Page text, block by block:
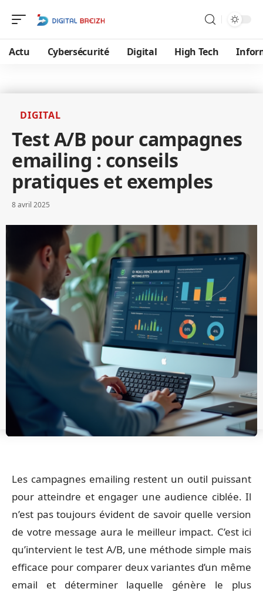
Actu Cybersécurité Digital High Tech
DIGITAL
Test A/B pour campagnes
emailing : conseils
pratiques et exemples
8 avril 2025
Les campagnes emailing restent un outil puissant
pour atteindre et engager une audience ciblée. Il
n’est pas toujours évident de savoir quelle version
de votre message aura le meilleur impact. C’est ici
qu’intervient le test A/B, une méthode simple mais
efficace pour comparer deux variantes d’un même
email et déterminer laquelle génère le plus